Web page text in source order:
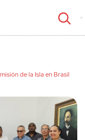
de la Isla en Brasil